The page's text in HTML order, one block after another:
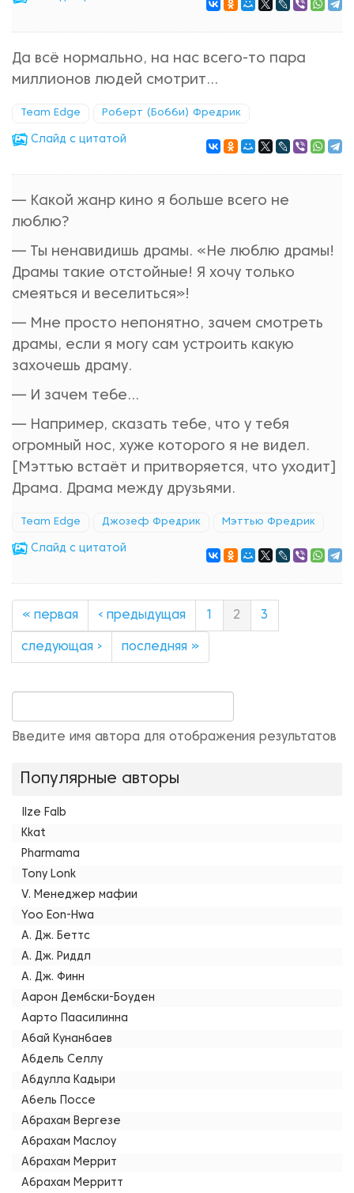
Да всё нормально, на нас всего-то пара
миллионов людей смотрит...
Team Edge Роберт (Бобби) Фредрик
Cлайд с цитатой
— Какой жанр кино я больше всего не
люблю?
— Ты ненавидишь драмы. «Не люблю драмы!
Драмы такие отстойные! Я хочу только
смеяться и веселиться»!
— Мне просто непонятно, зачем смотреть
драмы, если я могу сам устроить какую
захочешь драму.
— И зачем тебе...
— Например, сказать тебе, что у тебя
огромный нос, хуже которого я не видел.
[Мэттью встаёт и притворяется, что уходит]
Драма. Драма между друзьями.
Team Edge Джозеф Фредрик Мэттью Фредрик
Cлайд с цитатой
« первая ‹ предыдущая 2 3
следующая › последняя »
Введите имя автора для отображения результатов
Популярные авторы
Ilze Falb
Kkat
Pharmama
Tony Lonk
V. Менеджер мафии
Yoo Eon-Hwa
А. Дж. Беттс
А. Дж. Риддл
А. Дж. Финн
Аарон Дембски-Боуден
Аарто Паасилинна
Абай Кунанбаев
Абдель Селлу
Абдулла Кадыри
Абель Поссе
Абрахам Вергезе
Абрахам Маслоу
Абрахам Меррит
Абрахам Мерритт